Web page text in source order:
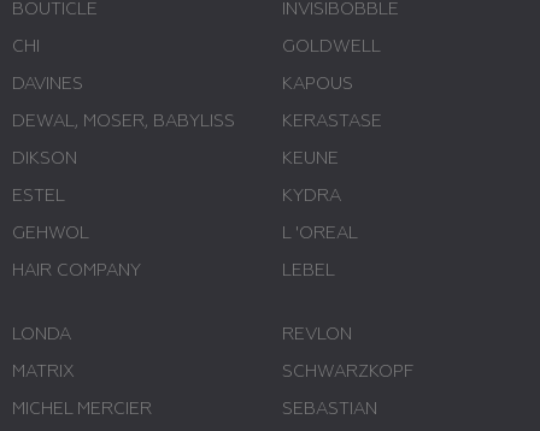
BOUTICLE
CHI
DAVINES
DEWAL, MOSER, BABYLISS
DIKSON
ESTEL
GEHWOL
HAIR COMPANY
INVISIBOBBLE
GOLDWELL
KAPOUS
KERASTASE
KEUNE
KYDRA
L 'ОREAL
LEBEL
LONDA
MATRIX
MICHEL MERCIER
REVLON
SCHWARZKOPF
SEBASTIAN